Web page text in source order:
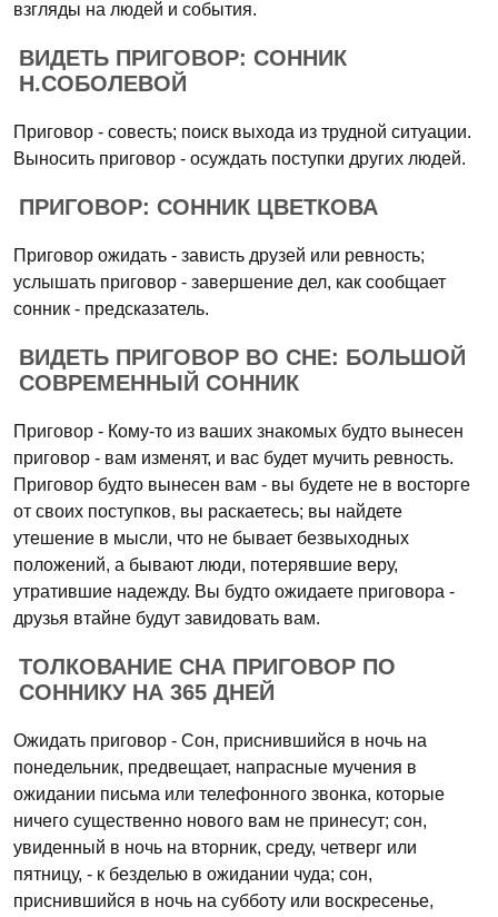
взгляды на людей и события.
ВИДЕТЬ ПРИГОВОР: СОННИК
Н.СОБОЛЕВОЙ
Приговор - совесть; поиск выхода из трудной ситуации.
Выносить приговор - осуждать поступки других людей.
ПРИГОВОР: СОННИК ЦВЕТКОВА
Приговор ожидать - зависть друзей или ревность;
услышать приговор - завершение дел, как сообщает
сонник - предсказатель.
ВИДЕТЬ ПРИГОВОР ВО СНЕ: БОЛЬШОЙ
СОВРЕМЕННЫЙ СОННИК
Приговор - Кому-то из ваших знакомых будто вынесен
приговор - вам изменят, и вас будет мучить ревность.
Приговор будто вынесен вам - вы будете не в восторге
от своих поступков, вы раскаетесь; вы найдете
утешение в мысли, что не бывает безвыходных
положений, а бывают люди, потерявшие веру,
утратившие надежду. Вы будто ожидаете приговора -
друзья втайне будут завидовать вам.
ТОЛКОВАНИЕ СНА ПРИГОВОР ПО
СОННИКУ НА 365 ДНЕЙ
Ожидать приговор - Сон, приснившийся в ночь на
понедельник, предвещает, напрасные мучения в
ожидании письма или телефонного звонка, которые
ничего существенно нового вам не принесут; сон,
увиденный в ночь на вторник, среду, четверг или
пятницу, - к безделью в ожидании чуда; сон,
приснившийся в ночь на субботу или воскресенье,